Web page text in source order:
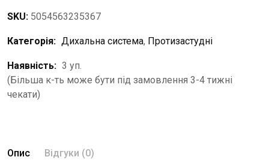
SKU: 5054563235367
Категорія: Дихальна система, Протизастудні
Наявність: 3 уп.
(Більша к-ть може бути під замовлення 3-4 тижні
чекати)
Опис Відгуки (0)